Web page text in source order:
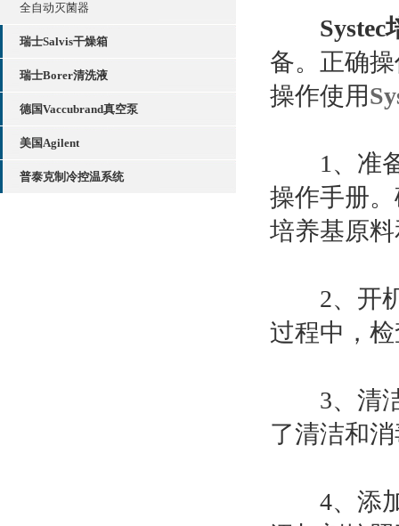
全自动灭菌器
瑞士Salvis干燥箱
瑞士Borer清洗液
德国Vaccubrand真空泵
美国Agilent
普泰克制冷控温系统
Systec
备。正确
操作使用
1、准备
操作手册
培养基原
2、开机
过程中，
3、清洁
了清洁和
4、添加